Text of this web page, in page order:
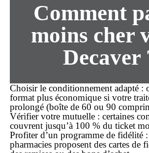
Comment
moins cher
Decaver
Choisir le conditionnement adapté :
format plus économique si votre
prolongé (boîte de 60 ou 90
Vérifier votre mutuelle : certaines
couvrent jusqu’à 100 % du ticket
Profiter d’un programme de fidélité
pharmacies proposent des cartes de